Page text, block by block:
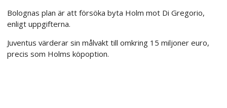
Bolognas plan är att försöka byta Holm mot Di Gregorio,
enligt uppgifterna.
Juventus värderar sin målvakt till omkring 15 miljoner euro,
precis som Holms köpoption.